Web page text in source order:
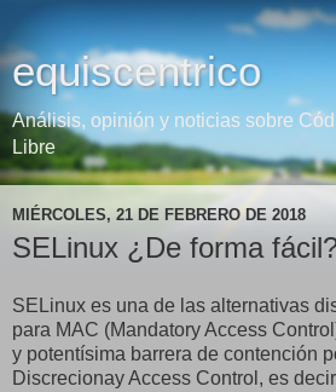
equiscentrico
Análisis, opinión y noticias sobre
Libre
MIÉRCOLES, 21 DE FEBRERO DE 2018
SELinux ¿De forma
SELinux es una de las alternativas
para MAC (Mandatory Access
y potentísima barrera de contención
Discrecionay Access Control, es